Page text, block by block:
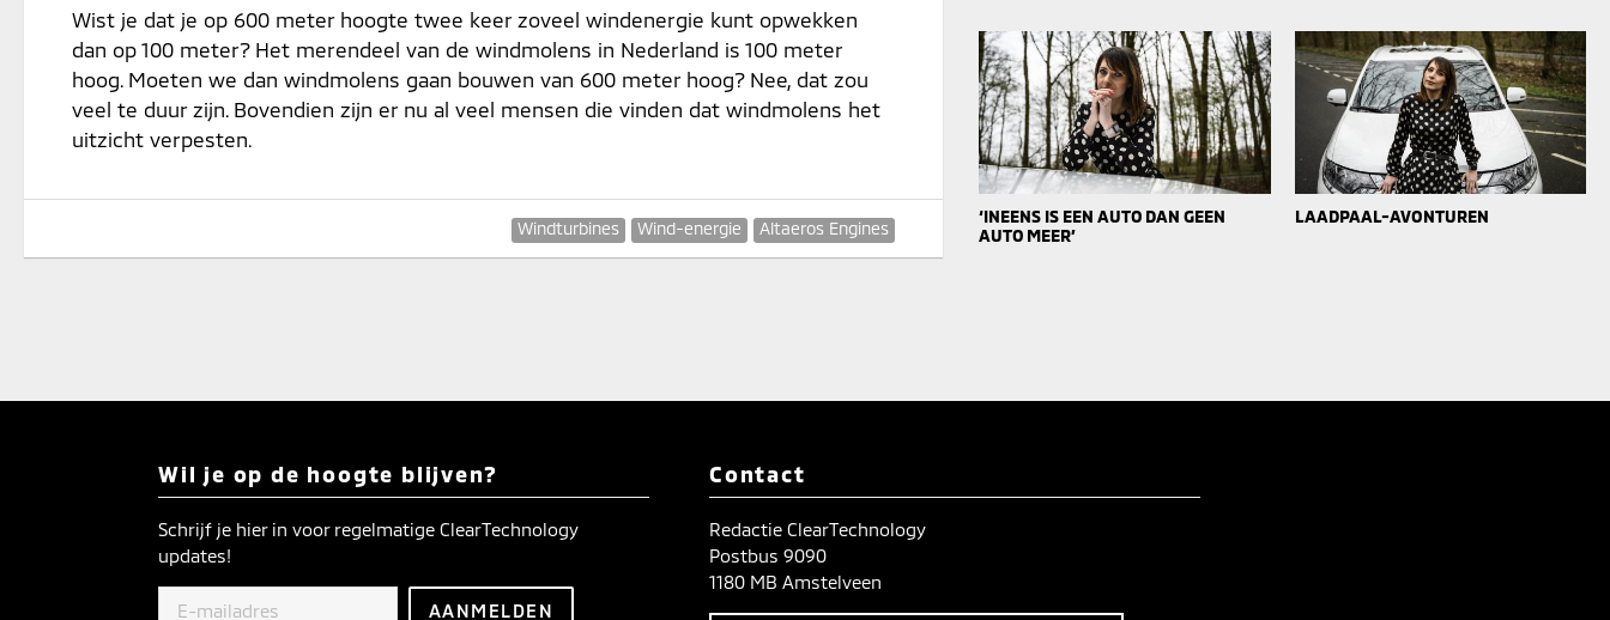
Wist je dat je op 600 meter hoogte twee keer zoveel windenergie kunt opwekken
dan op 100 meter? Het merendeel van de windmolens in Nederland is 100 meter
hoog. Moeten we dan windmolens gaan bouwen van 600 meter hoog? Nee, dat zou
veel te duur zijn. Bovendien zijn er nu al veel mensen die vinden dat windmolens het
uitzicht verpesten.
Altaeros Engines
Wind-energie
Windturbines
‘INEENS IS EEN AUTO DAN GEEN
AUTO MEER’
LAADPAAL-AVONTUREN
Wil je op de hoogte blijven?
Schrijf je hier in voor regelmatige ClearTechnology
updates!
Contact
Redactie ClearTechnology
Postbus 9090
1180 MB Amstelveen